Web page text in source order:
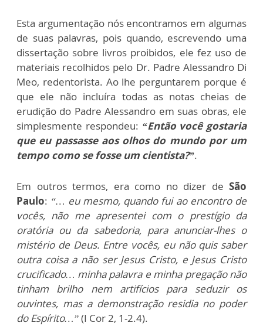
Esta argumentação nós encontramos em algumas
de suas palavras, pois quando, escrevendo uma
dissertação sobre livros proibidos, ele fez uso de
materiais recolhidos pelo Dr. Padre Alessandro Di
Meo, redentorista. Ao lhe perguntarem porque é
que ele não incluíra todas as notas cheias de
erudição do Padre Alessandro em suas obras, ele
simplesmente respondeu: “Então você gostaria
que eu passasse aos olhos do mundo por um
tempo como se fosse um cientista?”.
Em outros termos, era como no dizer de São
Paulo: “… eu mesmo, quando fui ao encontro de
vocês, não me apresentei com o prestígio da
oratória ou da sabedoria, para anunciar-lhes o
mistério de Deus. Entre vocês, eu não quis saber
outra coisa a não ser Jesus Cristo, e Jesus Cristo
crucificado… minha palavra e minha pregação não
tinham brilho nem artifícios para seduzir os
ouvintes, mas a demonstração residia no poder
do Espírito…”(I Cor 2, 1-2.4).